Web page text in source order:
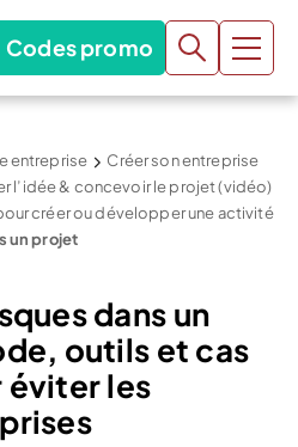
Codes promo
entreprise
Créer son entreprise
l’idée & concevoir le projet (vidéo)
créer ou développer une activité
un projet
dans un
outils et cas
les